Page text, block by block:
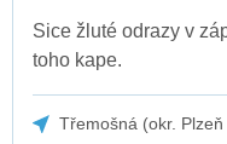
Sice žluté odrazy v
toho kape.
Třemošná (okr.